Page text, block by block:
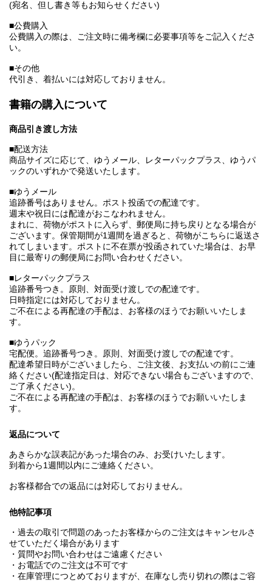
(宛名、但し書き等もお知らせください)
■公費購入
公費購入の際は、ご注文時に備考欄に必要事項等をご記入くださ
い。
■その他
代引き、着払いには対応しておりません。
書籍の購入について
商品引き渡し方法
■配送方法
商品サイズに応じて、ゆうメール、レターパックプラス、ゆうパ
ックのいずれかで発送いたします。
■ゆうメール
追跡番号はありません。ポスト投函での配達です。
週末や祝日には配達がおこなわれません。
まれに、荷物がポストに入らず、郵便局に持ち戻りとなる場合が
ございます。保管期間が1週間を過ぎると、荷物がこちらに返送さ
れてしまいます。ポストに不在票が投函されていた場合は、お早
目に最寄りの郵便局にお問い合わせください。
■レターパックプラス
追跡番号つき。原則、対面受け渡しでの配達です。
日時指定には対応しておりません。
ご不在による再配達の手配は、お客様のほうでお願いいたしま
す。
■ゆうパック
宅配便。追跡番号つき。原則、対面受け渡しでの配達です。
配達希望日時がございましたら、ご注文後、お支払いの前にご連
絡ください(配達指定日は、対応できない場合もございますので、
ご了承ください)。
ご不在による再配達の手配は、お客様のほうでお願いいたしま
す。
返品について
あきらかな誤表記があった場合のみ、お受けいたします。
到着から1週間以内にご連絡ください。
お客様都合での返品には対応しておりません。
他特記事項
・過去の取引で問題のあったお客様からのご注文はキャンセルさ
せていただく場合があります
・質問やお問い合わせはご遠慮ください
・お電話でのご注文は不可です
・在庫管理につとめておりますが、在庫なし売り切れの際はご容